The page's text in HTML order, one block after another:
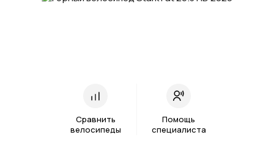
Сравнить
велосипеды
Помощь
специалиста